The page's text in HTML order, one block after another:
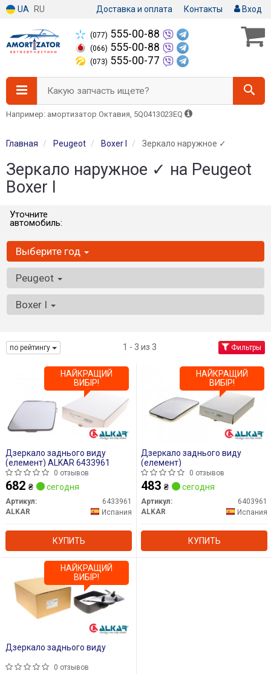
UA RU Доставка и оплата Контакты Вход
(077) 555-00-88
(066) 555-00-88
(073) 555-00-77
Какую запчасть ищете?
Например: амортизатор Октавия, 5Q0413023EQ
Главная Peugeot Boxer I Зеркало наружное ✓
Зеркало наружное ✓ на Peugeot
Boxer I
Уточните
автомобиль:
Выберите год
Peugeot
Boxer I
по рейтингу 1 - 3 из 3 Фильтры
Дзеркало заднього виду
(елемент) ALKAR 6433961
0 отзывов
682 ₴ сегодня
Артикул:
6433961
ALKAR
Испания
КУПИТЬ
НАЙКРАЩИЙ
ВИБІР!
Дзеркало заднього виду
(елемент)
0 отзывов
483 ₴ сегодня
Артикул:
6403961
ALKAR
Испания
КУПИТЬ
НАЙКРАЩИЙ
ВИБІР!
Дзеркало заднього виду
0 отзывов
НАЙКРАЩИЙ
ВИБІР!